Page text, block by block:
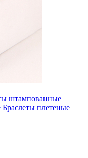
штампованные
Браслеты плетеные